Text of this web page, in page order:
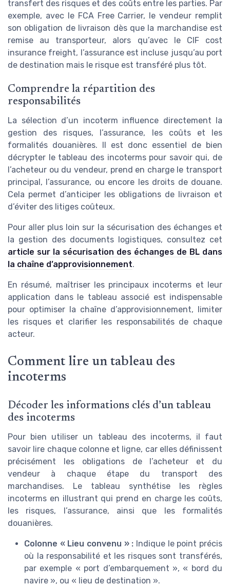
transfert des risques et des coûts entre les parties. Par
exemple, avec le FCA Free Carrier, le vendeur remplit
son obligation de livraison dès que la marchandise est
remise au transporteur, alors qu’avec le CIF cost
insurance freight, l’assurance est incluse jusqu’au port
de destination mais le risque est transféré plus tôt.
Comprendre la répartition des
responsabilités
La sélection d’un incoterm influence directement la
gestion des risques, l’assurance, les coûts et les
formalités douanières. Il est donc essentiel de bien
décrypter le tableau des incoterms pour savoir qui, de
l’acheteur ou du vendeur, prend en charge le transport
principal, l’assurance, ou encore les droits de douane.
Cela permet d’anticiper les obligations de livraison et
d’éviter des litiges coûteux.
Pour aller plus loin sur la sécurisation des échanges et
la gestion des documents logistiques, consultez cet
article sur la sécurisation des échanges de BL dans
la chaîne d’approvisionnement.
En résumé, maîtriser les principaux incoterms et leur
application dans le tableau associé est indispensable
pour optimiser la chaîne d’approvisionnement, limiter
les risques et clarifier les responsabilités de chaque
acteur.
Comment lire un tableau des
incoterms
Décoder les informations clés d’un tableau
des incoterms
Pour bien utiliser un tableau des incoterms, il faut
savoir lire chaque colonne et ligne, car elles définissent
précisément les obligations de l’acheteur et du
vendeur à chaque étape du transport des
marchandises. Le tableau synthétise les règles
incoterms en illustrant qui prend en charge les coûts,
les risques, l’assurance, ainsi que les formalités
douanières.
Colonne « Lieu convenu » : Indique le point précis
où la responsabilité et les risques sont transférés,
par exemple « port d’embarquement », « bord du
navire », ou « lieu de destination ».